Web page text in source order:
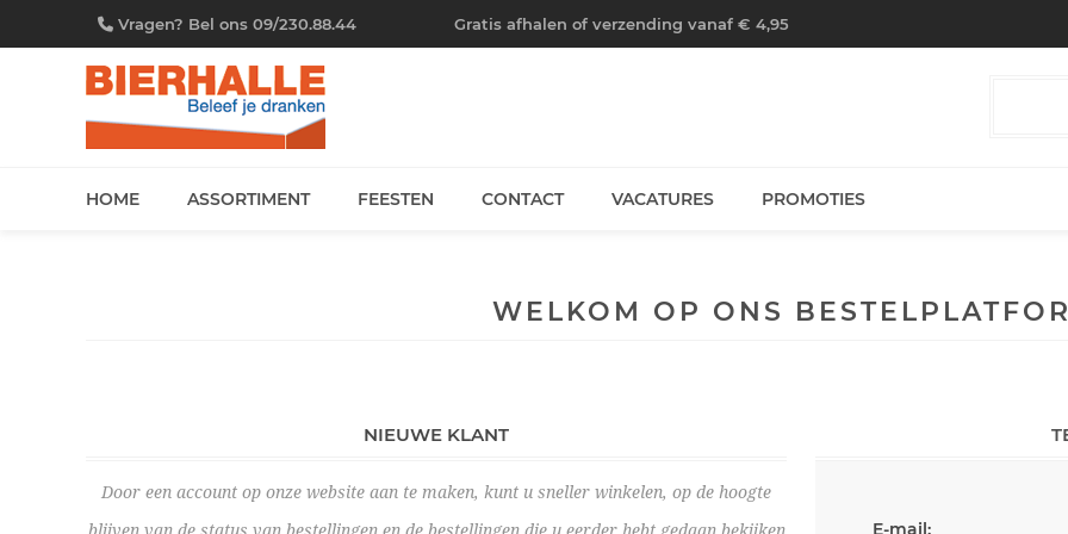
Vragen? Bel ons 09/230.88.44 Gratis afhalen of verzending vanaf € 4,95
HOME ASSORTIMENT FEESTEN CONTACT VACATURES PROMOTIES
WELKOM OP ONS
NIEUWE KLANT
Door een account op onze website aan te maken, kunt u sneller winkelen, op de hoogte
E-mail: